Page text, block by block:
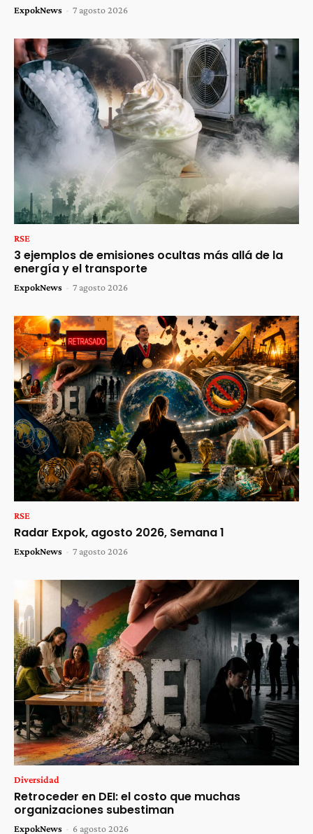
ExpokNews - 7 agosto 2026
RSE
3 ejemplos de emisiones ocultas más allá de la
energía y el transporte
ExpokNews - 7 agosto 2026
RSE
Radar Expok, agosto 2026, Semana 1
ExpokNews - 7 agosto 2026
Diversidad
Retroceder en DEI: el costo que muchas
organizaciones subestiman
ExpokNews - 6 agosto 2026